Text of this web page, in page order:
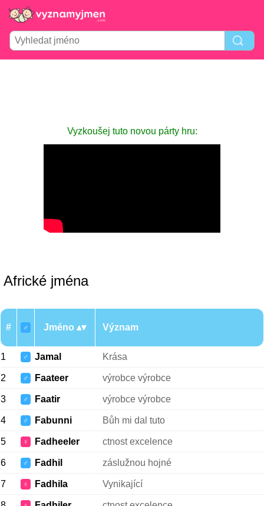
Vyzkoušej tuto novou párty hru:
Africké jména
# ♂ Jméno Význam
1 ♂ Jamal Krása
2 ♂ Faateer výrobce výrobce
3 ♂ Faatir výrobce výrobce
4 ♂ Fabunni Bůh mi dal tuto
5 ♀ Fadheeler ctnost excelence
6 ♂ Fadhil záslužnou hojné
7 ♀ Fadhila Vynikající